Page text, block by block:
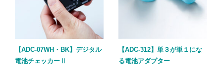
【ADC-07WH・BK】デジタル
電池チェッカーⅡ
【ADC-312】単３が単１にな
る電池アダプター